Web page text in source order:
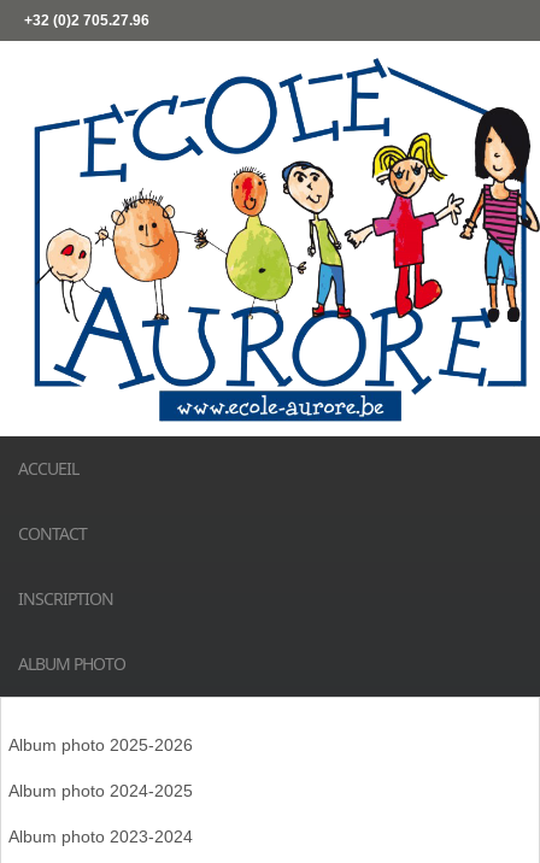
+32 (0)2 705.27.96
ACCUEIL
CONTACT
INSCRIPTION
ALBUM PHOTO
Album photo 2025-2026
Album photo 2024-2025
Album photo 2023-2024